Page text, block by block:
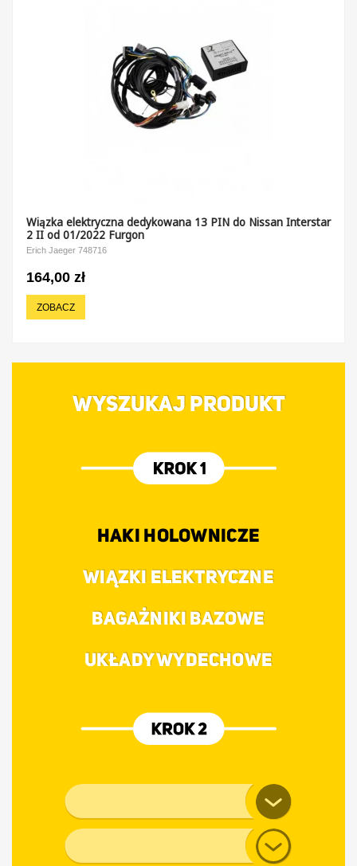
Wiązka elektryczna dedykowana 13 PIN do Nissan Interstar
2 II od 01/2022 Furgon
Erich Jaeger 748716
164,00 zł
ZOBACZ
WYSZUKAJ PRODUKT
HAKI HOLOWNICZE
WIĄZKI ELEKTRYCZNE
BAGAŻNIKI BAZOWE
UKŁADY WYDECHOWE